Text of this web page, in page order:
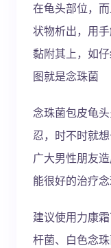
在龟头部位，
状物析出，用
黏附其上，如
图就是念珠菌
念珠菌包皮龟
忍，时不时就
广大男性朋友
能很好的治疗
建议使用力康
杆菌、白色念